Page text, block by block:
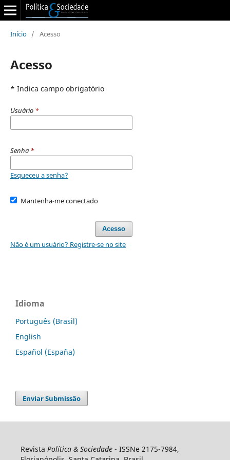
Início / Acesso
Acesso
* Indica campo obrigatório
Usuário *
Senha *
Esqueceu a senha?
Mantenha-me conectado
Acesso
Não é um usuário? Registre-se no site
Idioma
Português (Brasil)
English
Español (España)
Enviar Submissão
Revista Política & Sociedade- ISSNe 2175-7984,